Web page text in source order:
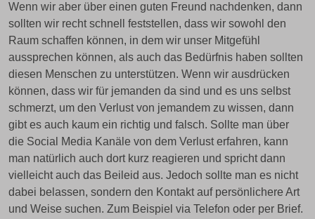
Wenn wir aber über einen guten Freund nachdenken, dann
sollten wir recht schnell feststellen, dass wir sowohl den
Raum schaffen können, in dem wir unser Mitgefühl
aussprechen können, als auch das Bedürfnis haben sollten
diesen Menschen zu unterstützen. Wenn wir ausdrücken
können, dass wir für jemanden da sind und es uns selbst
schmerzt, um den Verlust von jemandem zu wissen, dann
gibt es auch kaum ein richtig und falsch. Sollte man über
die Social Media Kanäle von dem Verlust erfahren, kann
man natürlich auch dort kurz reagieren und spricht dann
vielleicht auch das Beileid aus. Jedoch sollte man es nicht
dabei belassen, sondern den Kontakt auf persönlichere Art
und Weise suchen. Zum Beispiel via Telefon oder per Brief.